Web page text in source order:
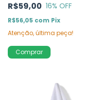
R$59,00 16% OFF
R$56,05 com Pix
Atenção, última peça!
Comprar